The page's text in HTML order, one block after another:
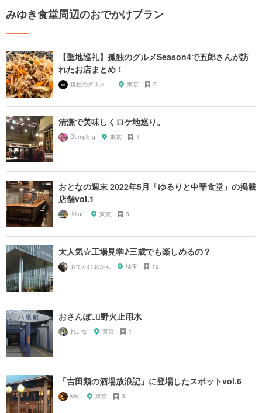
みゆき食堂周辺のおでかけプラン
【聖地巡礼】孤独のグルメSeason4で五郎さんが訪
れたお店まとめ！
東京 9
清瀬で美味しくロケ地巡り。
Dumpling 東京 1
おとなの週末 2022年5月「ゆるりと中華食堂」の掲載
店舗vol.1
Ikkun 東京 3
大人気☆工場見学♪三歳でも楽しめるの？
おでかけおかん 埼玉 12
おさんぽ🚶‍♀️野火止用水
れいな 東京 1
「吉田類の酒場放浪記」に登場したスポットvol.6
kiko 東京 3